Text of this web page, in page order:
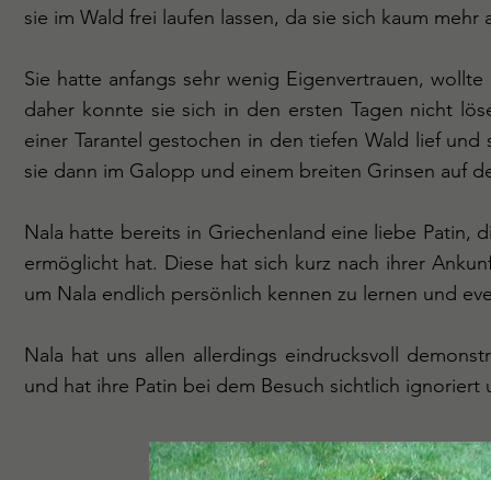
sie im Wald frei laufen lassen, da sie sich kaum
Sie hatte anfangs sehr wenig Eigenvertrauen,
daher konnte sie sich in den ersten Tagen nicht
einer Tarantel gestochen in den tiefen Wald lief
sie dann im Galopp und einem breiten Grinsen auf
Nala hatte bereits in Griechenland eine liebe Patin,
ermöglicht hat. Diese hat sich kurz nach ihrer
um Nala endlich persönlich kennen zu lernen und
Nala hat uns allen allerdings eindrucksvoll
und hat ihre Patin bei dem Besuch sichtlich ignoriert